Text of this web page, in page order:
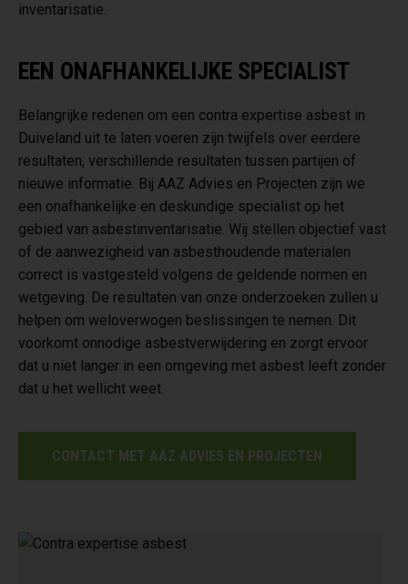
inventarisatie.
EEN ONAFHANKELIJKE SPECIALIST
Belangrijke redenen om een contra expertise asbest in
Duiveland uit te laten voeren zijn twijfels over eerdere
resultaten, verschillende resultaten tussen partijen of
nieuwe informatie. Bij AAZ Advies en Projecten zijn we
een onafhankelijke en deskundige specialist op het
gebied van asbestinventarisatie. Wij stellen objectief vast
of de aanwezigheid van asbesthoudende materialen
correct is vastgesteld volgens de geldende normen en
wetgeving. De resultaten van onze onderzoeken zullen u
helpen om weloverwogen beslissingen te nemen. Dit
voorkomt onnodige asbestverwijdering en zorgt ervoor
dat u niet langer in een omgeving met asbest leeft zonder
dat u het wellicht weet.
CONTACT MET AAZ ADVIES EN PROJECTEN